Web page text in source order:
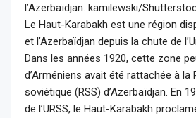
l’Azerbaïdjan. kamilewski/
Le Haut-Karabakh est une région
et l’Azerbaïdjan depuis la chute de
Dans les années 1920, cette zone
d’Arméniens avait été rattachée à la
soviétique (RSS) d’Azerbaïdjan. En
de l’URSS, le Haut-Karabakh